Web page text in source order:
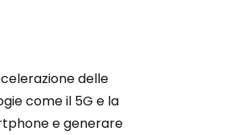
delle
come il 5G e la
e generare